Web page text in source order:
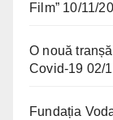
Film” 10/11/
O nouă
Covid-19 02/
Fundația